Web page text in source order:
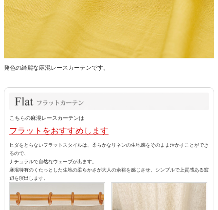
発色の綺麗な麻混レースカーテンです。
こちらの麻混レースカーテンは
フラットをおすすめします
ヒダをとらないフラットスタイルは、柔らかなリネンの生地感をそのまま活かすことができ
るので、
ナチュラルで自然なウェーブが出ます。
麻混特有のくたっとした生地の柔らかさが大人の余裕を感じさせ、シンプルで上質感ある窓
辺を演出します。